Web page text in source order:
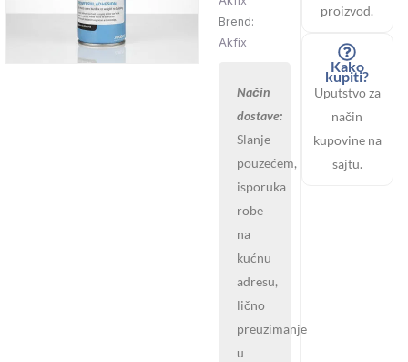
Brend:
Akfix
Način
dostave:
Slanje
pouzećem,
isporuka
robe
na
kućnu
adresu,
lično
preuzimanje
u
proizvod.
Kako
kupiti?
Uputstvo za
način
kupovine na
sajtu.